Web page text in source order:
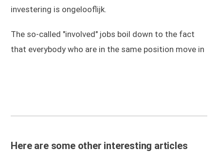
investering is ongelooflijk.
The so-called "involved" jobs boil down to the fact
that everybody who are in the same position move in
Here are some other interesting articles